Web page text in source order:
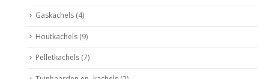
Gaskachels (4)
Houtkachels (9)
Pelletkachels (7)